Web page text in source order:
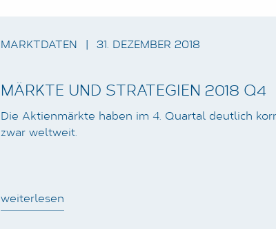
MARKTDATEN 31. DEZEMBER 2018
MÄRKTE UND STRATEGIEN 2018 Q4
Die Aktienmärkte haben im 4. Quartal deutlich
zwar weltweit.
weiterlesen